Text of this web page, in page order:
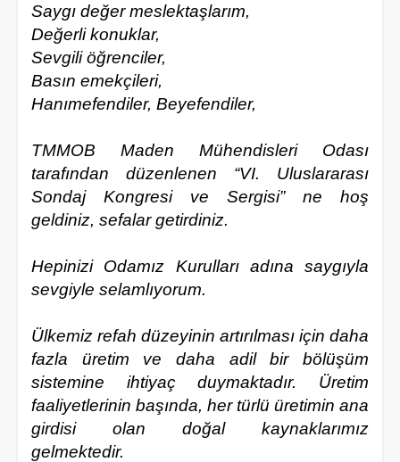
Saygı değer meslektaşlarım,
Değerli konuklar,
Sevgili öğrenciler,
Basın emekçileri,
Hanımefendiler, Beyefendiler,
TMMOB Maden Mühendisleri Odası
tarafından düzenlenen “VI. Uluslararası
Sondaj Kongresi ve Sergisi” ne hoş
geldiniz, sefalar getirdiniz.
Hepinizi Odamız Kurulları adına saygıyla
sevgiyle selamlıyorum.
Ülkemiz refah düzeyinin artırılması için daha
fazla üretim ve daha adil bir bölüşüm
sistemine ihtiyaç duymaktadır. Üretim
faaliyetlerinin başında, her türlü üretimin ana
girdisi olan doğal kaynaklarımız
gelmektedir.